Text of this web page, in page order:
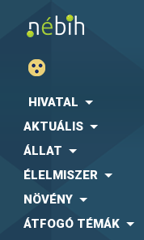
HIVATAL
AKTUÁLIS
ÁLLAT
ÉLELMISZER
NÖVÉNY
ÁTFOGÓ TÉMÁK